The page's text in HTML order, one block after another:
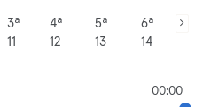
3ª
11
4ª
12
5ª
13
6ª
14
00:00